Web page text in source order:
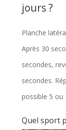
jours ?
Planche
Après 30
secondes,
secondes.
possible 5 ou
Quel sport